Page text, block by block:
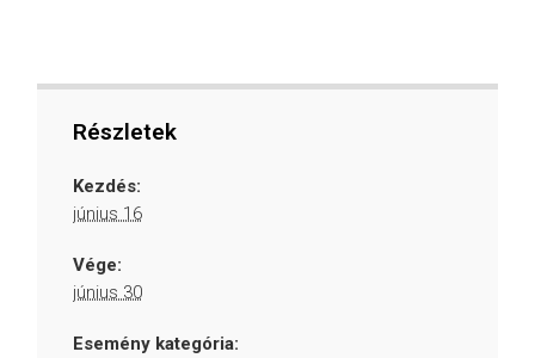
Részletek
Kezdés:
június 16
Vége:
június 30
Esemény kategória: